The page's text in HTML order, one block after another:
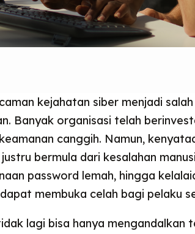
kejahatan siber menjadi
Banyak organisasi telah
canggih. Namun,
bermula dari kesalahan
password lemah, hingga
membuka celah bagi pelaku
lagi bisa hanya mengandalkan